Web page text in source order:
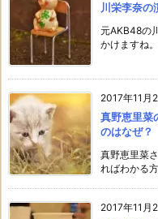
川栄李奈の
元AKB48の
かけますね
2017年11月
真野恵里菜
のはなぜ？
真野恵里菜
ればわかる
2017年11月